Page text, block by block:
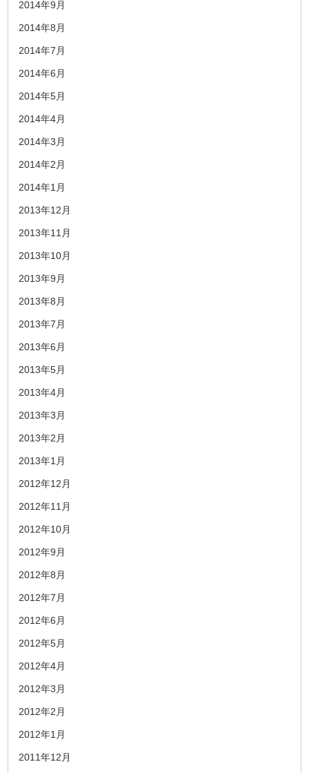
2014年9月
2014年8月
2014年7月
2014年6月
2014年5月
2014年4月
2014年3月
2014年2月
2014年1月
2013年12月
2013年11月
2013年10月
2013年9月
2013年8月
2013年7月
2013年6月
2013年5月
2013年4月
2013年3月
2013年2月
2013年1月
2012年12月
2012年11月
2012年10月
2012年9月
2012年8月
2012年7月
2012年6月
2012年5月
2012年4月
2012年3月
2012年2月
2012年1月
2011年12月